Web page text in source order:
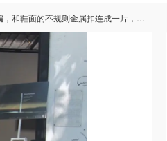
；如果要问夏天穿什么鞋，肯定是拖鞋啊～ 鞋面是用的Leather，不是pu皮，